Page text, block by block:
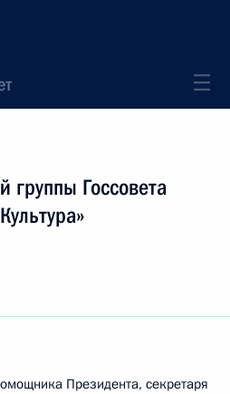
группы Госсовета
Президента, секретаря